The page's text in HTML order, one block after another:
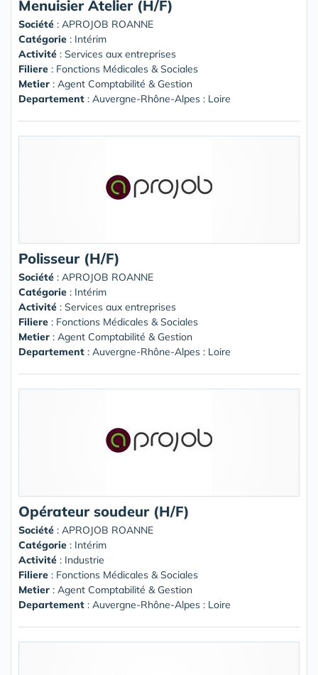
Menuisier Atelier (H/F)
Société : APROJOB ROANNE
Catégorie : Intérim
Activité : Services aux entreprises
Filiere : Fonctions Médicales & Sociales
Metier : Agent Comptabilité & Gestion
Departement : Auvergne-Rhône-Alpes : Loire
Polisseur (H/F)
Société : APROJOB ROANNE
Catégorie : Intérim
Activité : Services aux entreprises
Filiere : Fonctions Médicales & Sociales
Metier : Agent Comptabilité & Gestion
Departement : Auvergne-Rhône-Alpes : Loire
Opérateur soudeur (H/F)
Société : APROJOB ROANNE
Catégorie : Intérim
Activité : Industrie
Filiere : Fonctions Médicales & Sociales
Metier : Agent Comptabilité & Gestion
Departement : Auvergne-Rhône-Alpes : Loire